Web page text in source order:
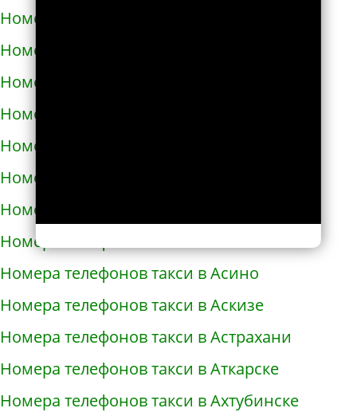
Номера телефонов такси в Армянске
Номера телефонов такси в Арсеньеве
Номера телефонов такси в Арске
Номера телефонов такси в Артеме
Номера телефонов такси в Артёмовске
Номера телефонов такси в Артемовском
Номера телефонов такси в Архангельске
Номера телефонов такси в Асбесте
Номера телефонов такси в Асино
Номера телефонов такси в Аскизе
Номера телефонов такси в Астрахани
Номера телефонов такси в Аткарске
Номера телефонов такси в Ахтубинске